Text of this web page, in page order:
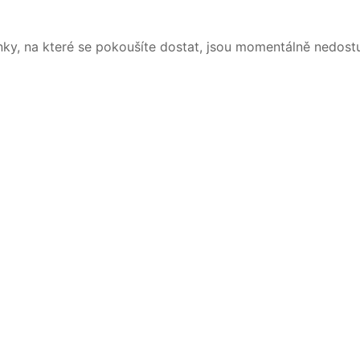
na které se pokoušíte dostat, jsou momentálně